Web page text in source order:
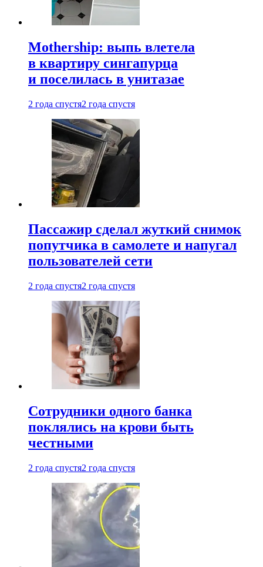
Mothership: выпь влетела
в квартиру сингапурца
и поселилась в унитазае
2 года спустя2 года спустя
Пассажир сделал жуткий снимок
попутчика в самолете и напугал
пользователей сети
2 года спустя2 года спустя
Сотрудники одного банка
поклялись на крови быть
честными
2 года спустя2 года спустя